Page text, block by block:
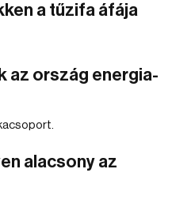
a tűzifa áfája
az ország energia-
alacsony az